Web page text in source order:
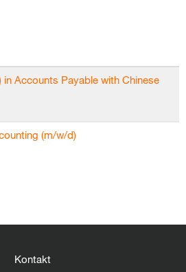
Accounts Payable with Chinese
(m/w/d)
Kontakt